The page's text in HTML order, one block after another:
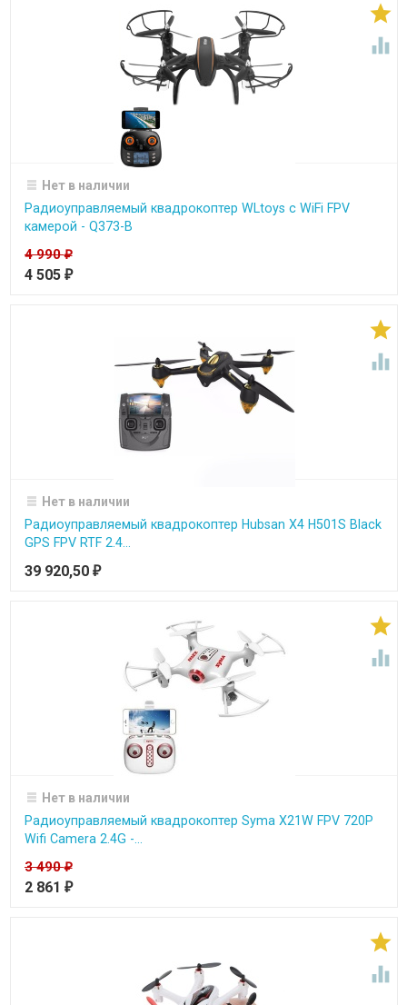


Нет в наличии
Радиоуправляемый квадрокоптер WLtoys c WiFi FPV
камерой - Q373-B
4 990₽
4 505 ₽


Нет в наличии
Радиоуправляемый квадрокоптер Hubsan X4 H501S Black
GPS FPV RTF 2.4...
39 920,50 ₽


Нет в наличии
Радиоуправляемый квадрокоптер Syma X21W FPV 720P
Wifi Camera 2.4G -...
3 490₽
2 861 ₽

